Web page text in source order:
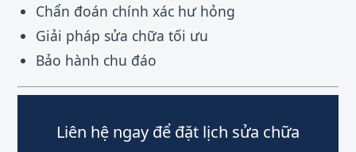
Chẩn đoán chính xác hư hỏng
Giải pháp sửa chữa tối ưu
Bảo hành chu đáo
Liên hệ ngay để đặt lịch sửa chữa